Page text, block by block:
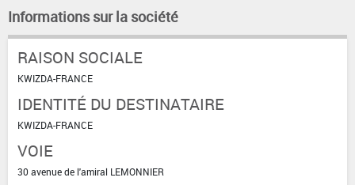
Informations sur la société
RAISON SOCIALE
KWIZDA-FRANCE
IDENTITÉ DU DESTINATAIRE
KWIZDA-FRANCE
VOIE
30 avenue de l'amiral LEMONNIER